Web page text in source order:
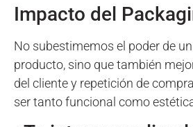
Impacto del
No subestimemos el poder de
producto, sino que también
del cliente y repetición de
ser tanto funcional como